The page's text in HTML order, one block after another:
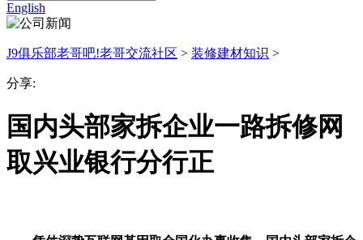
English
J9俱乐部老哥吧!老哥交流社区 > 装修建材知识 >
分享:
国内头部家拆企业一路拆修网
取兴业银行分行正